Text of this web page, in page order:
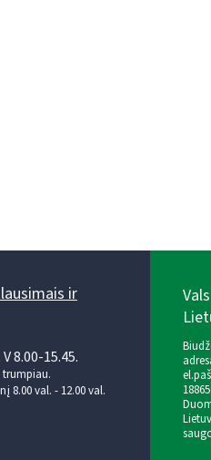
ir
8.00-15.45.
trumpiau.
8.00 val. - 12.00 val.